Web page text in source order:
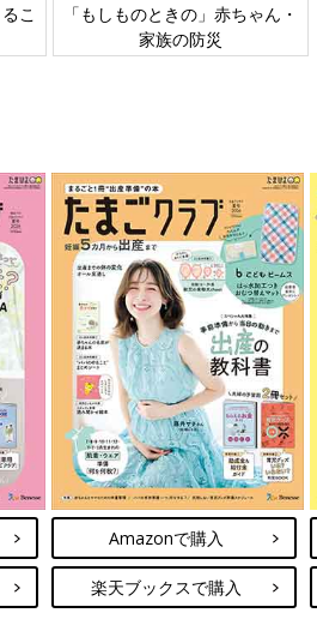
こ
「もしものときの」赤ちゃん・
家族の防災
Amazonで購入
楽天ブックスで購入